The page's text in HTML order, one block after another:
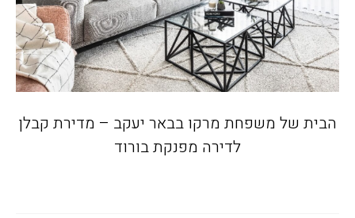
הבית של משפחת מרקו בבאר יעקב – מדירת קבלן
לדירה מפנקת בורוד